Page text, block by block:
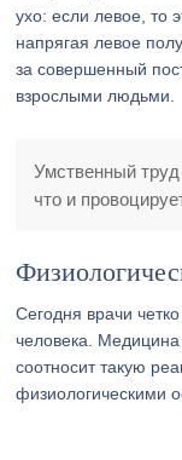
ухо: если левое, то
напрягая левое
за совершенный
взрослыми людьми.
Умственный
что и
Сегодня врачи
человека.
соотносит такую
физиологическими